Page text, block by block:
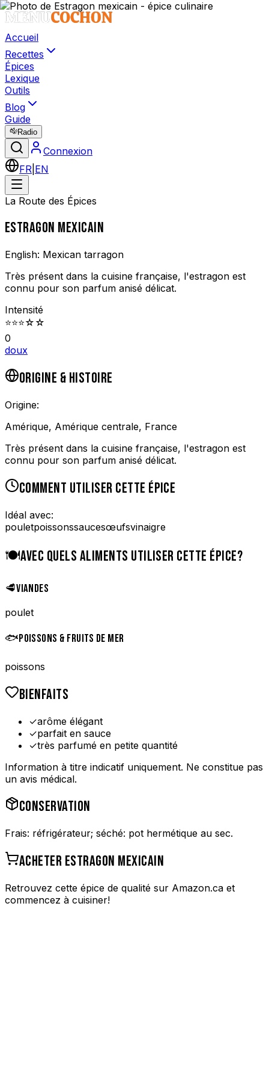
Accueil
Recettes
Épices
Lexique
Outils
Blog
Guide
Radio
Connexion
FR EN
La Route des Épices
ESTRAGON MEXICAIN
English: Mexican tarragon
Très présent dans la cuisine française, l'estragon est
connu pour son parfum anisé délicat.
Intensité
⭐⭐⭐☆ ☆
0
doux
ORIGINE & HISTOIRE
Origine:
Amérique, Amérique centrale, France
Très présent dans la cuisine française, l'estragon est
connu pour son parfum anisé délicat.
COMMENT UTILISER CETTE ÉPICE
Idéal avec:
pouletpoissonssaucesœufsvinaigre
🍽️AVEC QUELS ALIMENTS UTILISER CETTE ÉPICE?
🥩VIANDES
poulet
🐟POISSONS & FRUITS DE MER
poissons
BIENFAITS
✓arôme élégant
✓parfait en sauce
✓très parfumé en petite quantité
Information à titre indicatif uniquement. Ne constitue pas
un avis médical.
CONSERVATION
Frais: réfrigérateur; séché: pot hermétique au sec.
ACHETER ESTRAGON MEXICAIN
Retrouvez cette épice de qualité sur Amazon.ca et
commencez à cuisiner!